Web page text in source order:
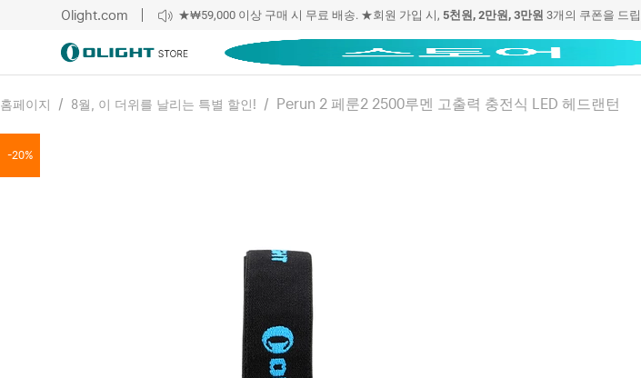
Olight.com ★₩59,000 이상 구매 시 무료 배송. ★회원 가입 시, 5천원, 2만원, 3만원 3개의 쿠폰을 드
★ 오라이트 쇼핑앱 다운로드하여 APP 10% 할인을 누리세요.
홈페이지 / 8월, 이 더위를 날리는 특별 할인! / Perun 2 페룬2 2500루멘 고출력 충전식 LED 헤드랜턴
-20%